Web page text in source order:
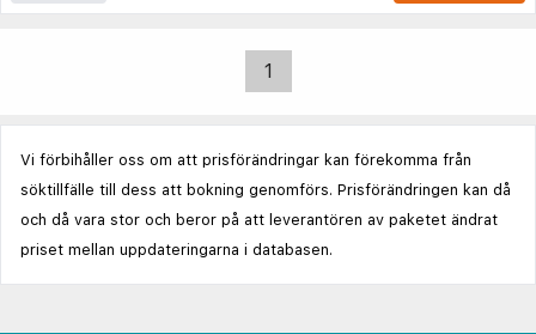
1
Vi förbihåller oss om att prisförändringar kan förekomma från
söktillfälle till dess att bokning genomförs. Prisförändringen kan då
och då vara stor och beror på att leverantören av paketet ändrat
priset mellan uppdateringarna i databasen.